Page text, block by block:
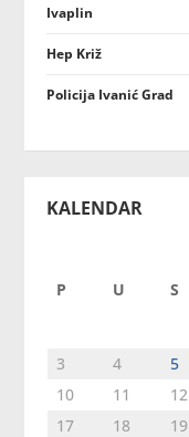
Ivaplin
Hep Križ
Policija Ivanić Grad
KALENDAR
P U S
3
4 5
10
11 12
17
18 19